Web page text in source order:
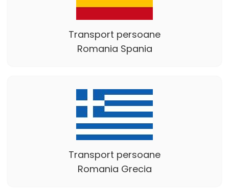
Transport persoane
Romania Spania
Transport persoane
Romania Grecia